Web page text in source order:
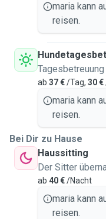
maria kann
reisen.
ab 37 €/Tag, 30 €
maria kann
reisen.
Bei Dir zu Hause
Haussitting
Der Sitter
ab 40 €/Nacht
maria kann
reisen.